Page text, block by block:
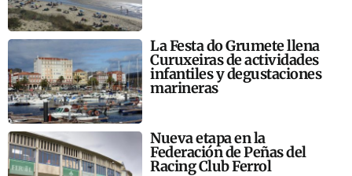
La Festa do Grumete llena
Curuxeiras de actividades
infantiles y degustaciones
marineras
Nueva etapa en la
Federación de Peñas del
Racing Club Ferrol